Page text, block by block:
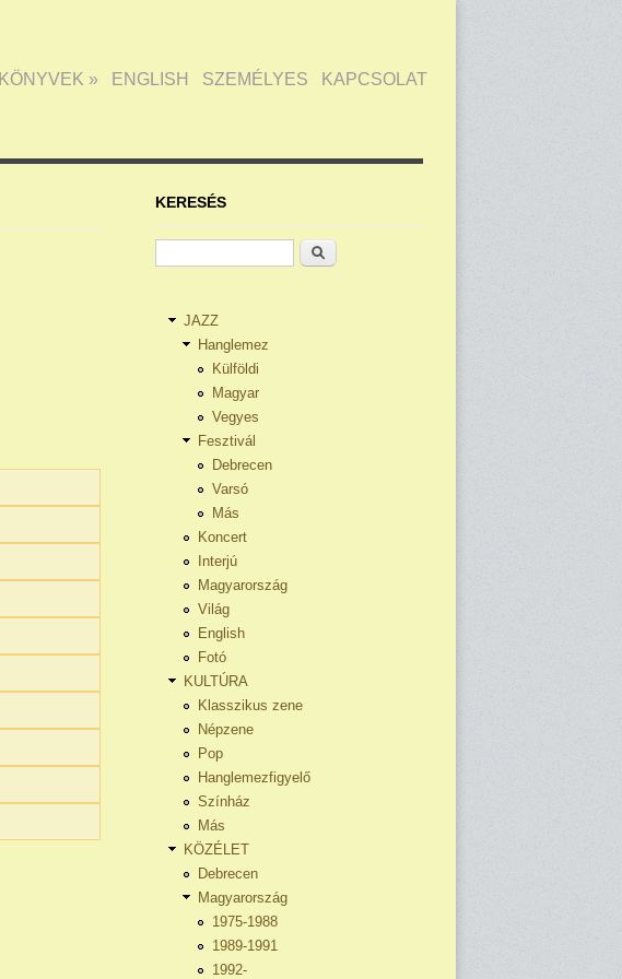
KÖNYVEK » ENGLISH SZEMÉLYES KAPCSOLAT
KERESÉS
Keresés
JAZZ
Hanglemez
Külföldi
Magyar
Vegyes
Fesztivál
Debrecen
Varsó
Más
Koncert
Interjú
Magyarország
Világ
English
Fotó
KULTÚRA
Klasszikus zene
Népzene
Pop
Hanglemezfigyelő
Színház
Más
KÖZÉLET
Debrecen
Magyarország
1975-1988
1989-1991
1992-